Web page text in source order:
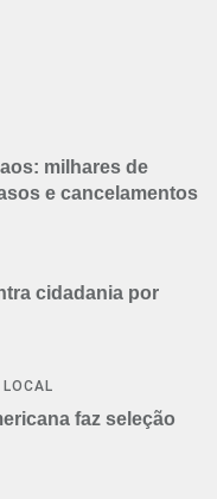
milhares de
e cancelamentos
cidadania por
LOCAL
faz seleção